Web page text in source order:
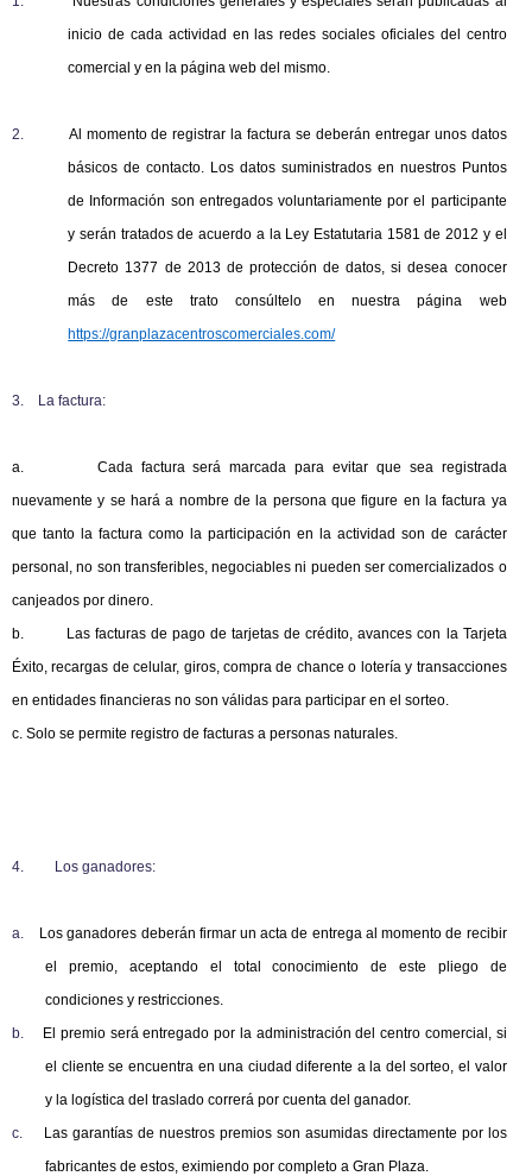
inicio de cada actividad en las redes sociales oficiales del centro
comercial y en la página web del mismo.
2.
Al momento de registrar la factura se deberán entregar unos datos
básicos de contacto. Los datos suministrados en nuestros Puntos
de Información son entregados voluntariamente por el participante
y serán tratados de acuerdo a la Ley Estatutaria 1581 de 2012 y el
Decreto 1377 de 2013 de protección de datos, si desea conocer
más de este trato consúltelo en nuestra página web
https://granplazacentroscomerciales.com/
3. La factura:
a. Cada factura será marcada para evitar que sea registrada
nuevamente y se hará a nombre de la persona que figure en la factura ya
que tanto la factura como la participación en la actividad son de carácter
personal, no son transferibles, negociables ni pueden ser comercializados o
canjeados por dinero.
b. Las facturas de pago de tarjetas de crédito, avances con la Tarjeta
Éxito, recargas de celular, giros, compra de chance o lotería y transacciones
en entidades financieras no son válidas para participar en el sorteo.
c. Solo se permite registro de facturas a personas naturales.
4. Los ganadores:
a.
Los ganadores deberán firmar un acta de entrega al momento de recibir
el premio, aceptando el total conocimiento de este pliego de
condiciones y restricciones.
b.
El premio será entregado por la administración del centro comercial, si
el cliente se encuentra en una ciudad diferente a la del sorteo, el valor
y la logística del traslado correrá por cuenta del ganador.
c.
Las garantías de nuestros premios son asumidas directamente por los
fabricantes de estos, eximiendo por completo a Gran Plaza.